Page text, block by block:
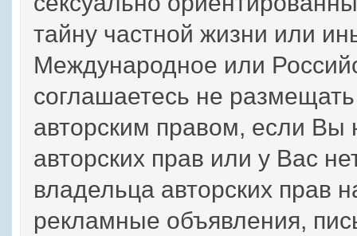
тайну частной жизни или
Международное или
соглашаетесь не
авторским правом, если Вы
авторских прав или у Вас
владельца авторских прав
рекламные объявления,